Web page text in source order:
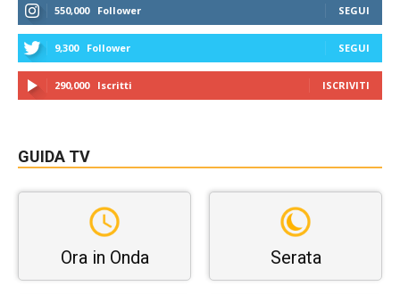
550,000 Follower SEGUI
9,300 Follower SEGUI
290,000 Iscritti ISCRIVITI
GUIDA TV
Ora in Onda Serata